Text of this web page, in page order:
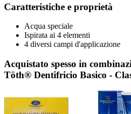
Caratteristiche e proprietà
Acqua speciale
Ispirata ai 4 elementi
4 diversi campi d'applicazione
Acquistato spesso in
Töth® Dentifricio Basico -